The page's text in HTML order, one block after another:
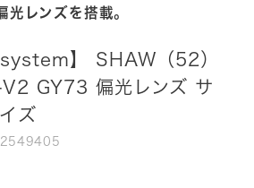
光レンズを搭載。
】 SHAW（52）
GY73 偏光レンズ サ
ズ